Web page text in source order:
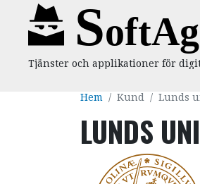
Hoppa till huvudinnehåll
Tjänster och applikationer för
Hem
Kund Lunds
LUNDS